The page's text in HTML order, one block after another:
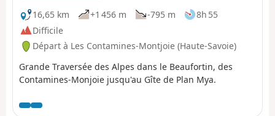
16,65 km
+1 456 m -795 m
8h 55
Difficile
Départ à Les Contamines-Montjoie (Haute-Savoie)
Grande Traversée des Alpes dans le Beaufortin, des
Contamines-Monjoie jusqu'au Gîte de Plan Mya.